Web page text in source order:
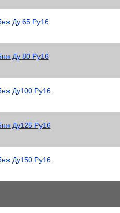
Ду 65 Ру16
Ду 80 Ру16
Ду100 Ру16
Ду125 Ру16
Ду150 Ру16